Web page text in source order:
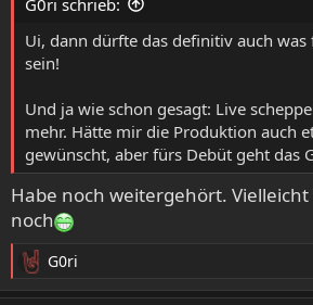
r
Ui, dann dürfte das definitiv auch was
sein!
Und ja wie schon gesagt: Live
mehr. Hätte mir die Produktion auch
gewünscht, aber fürs Debüt geht das
Habe noch weitergehört. Vielleicht
noch
R
e
G0ri